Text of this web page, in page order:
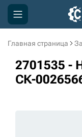
Главная страница
2701535 -
СК-
Компания
Акции